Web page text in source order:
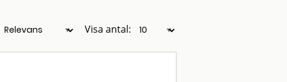
Visa antal: